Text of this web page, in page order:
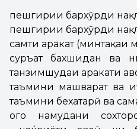
пешгирии бархӯрди
пешгирии бархӯрди
самти ҳаракат (минтақаи
суръат бахшидан ва
танзимшудаи ҳаракати
таъмини машварат ва
таъмини бехатарӣ ва
огоҳ намудани